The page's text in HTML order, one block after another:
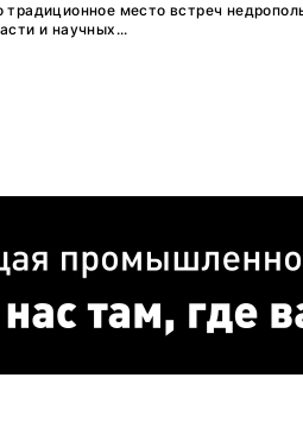
место встреч
и научных...